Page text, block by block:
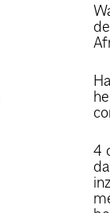
4